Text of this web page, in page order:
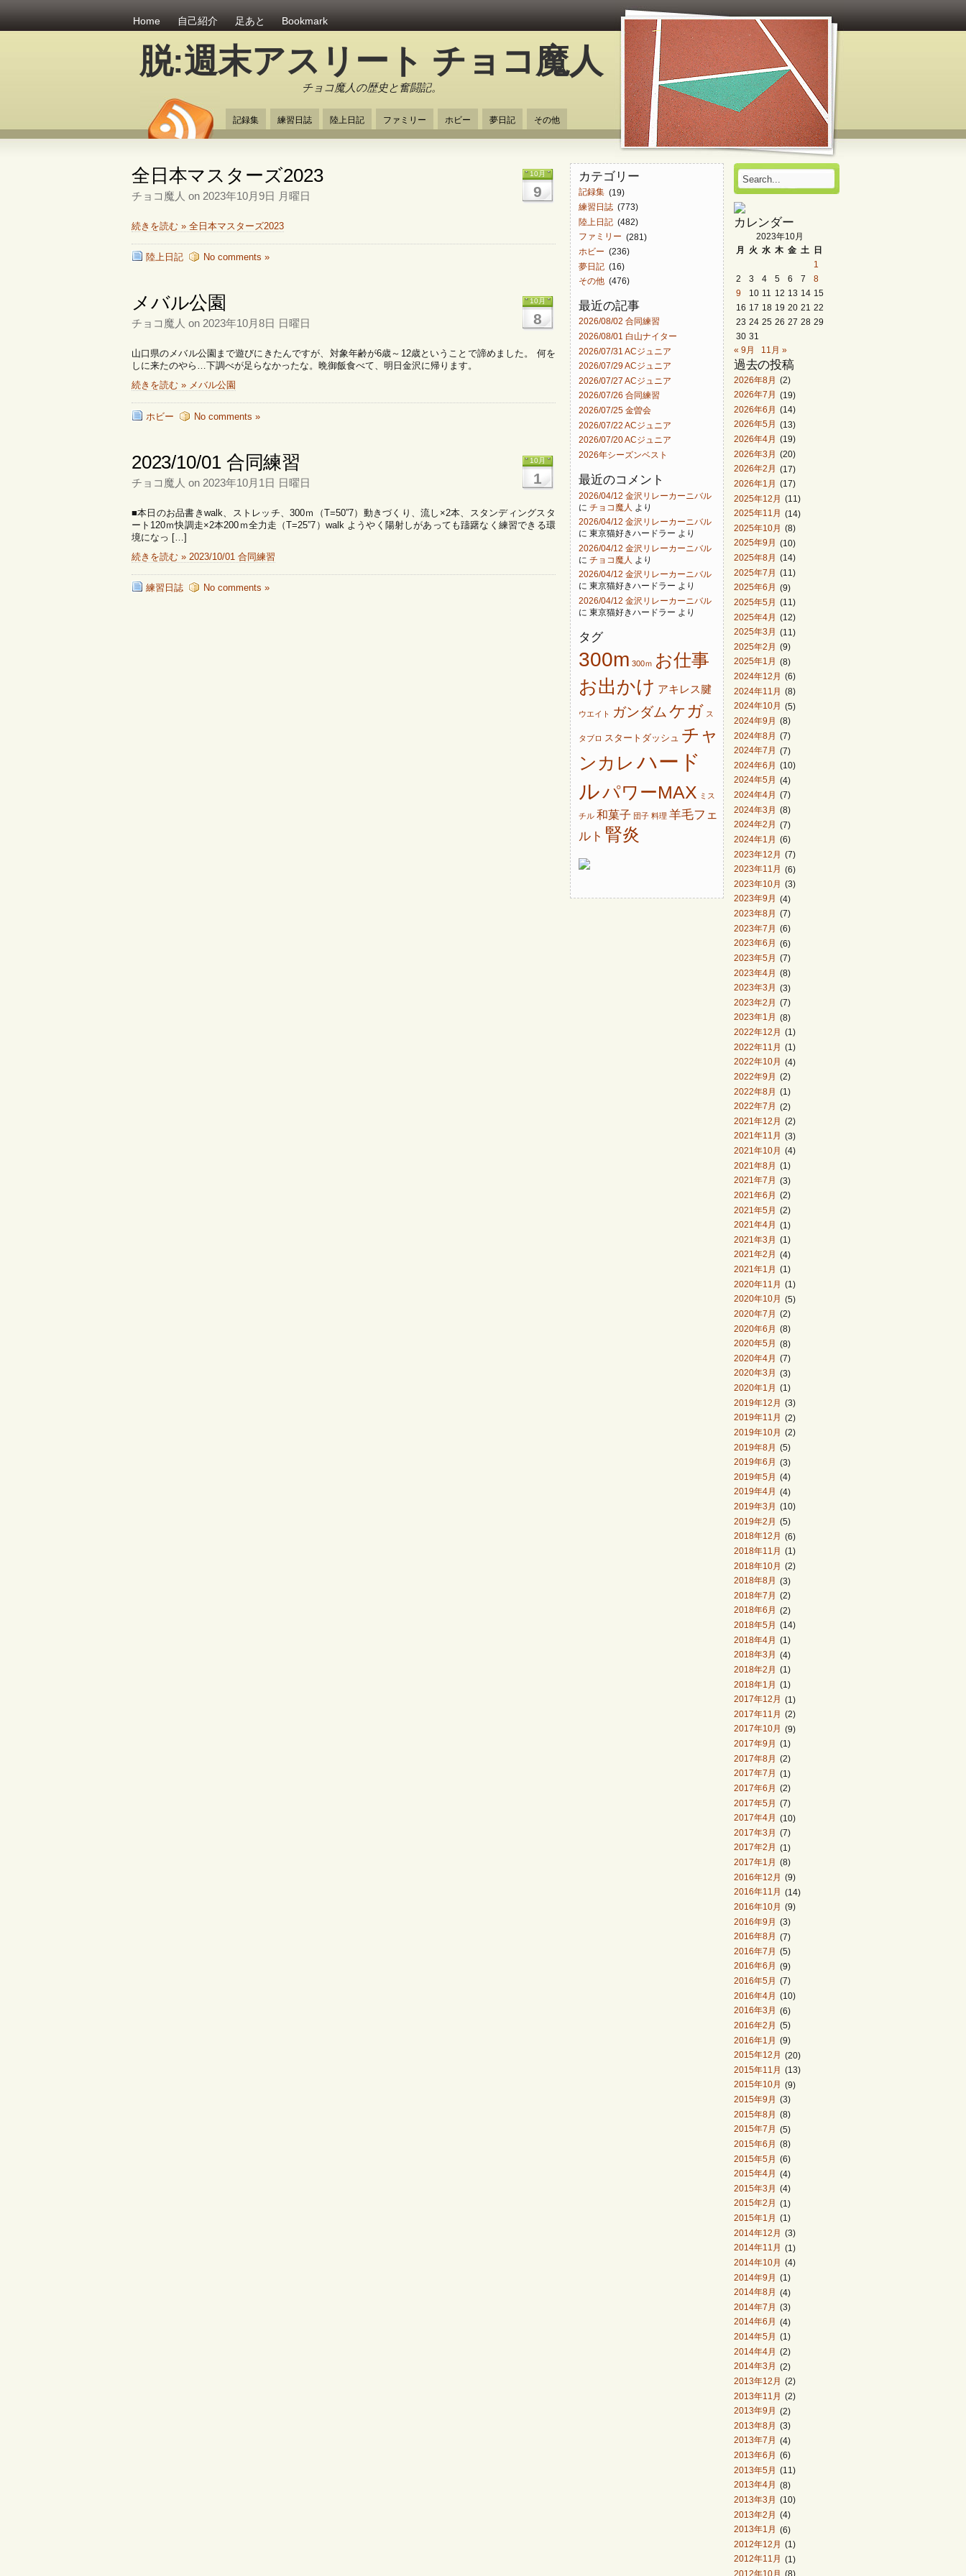
Home 自己紹介 足あと Bookmark
脱:週末アスリート チョコ魔人
チョコ魔人の歴史と奮闘記。
記録集 練習日誌 陸上日記 ファミリー ホビー 夢日記 その他
10月
9
全日本マスターズ2023
チョコ魔人 on 2023年10月9日 月曜日
続きを読む » 全日本マスターズ2023
陸上日記 No comments »
10月
8
メバル公園
チョコ魔人 on 2023年10月8日 日曜日
山口県のメバル公園まで遊びにきたんですが、対象年齢が6歳～12歳ということで諦めました。 何を
しに来たのやら…下調べが足らなかったな。晩御飯食べて、明日金沢に帰ります。
続きを読む » メバル公園
ホビー No comments »
10月
1
2023/10/01 合同練習
チョコ魔人 on 2023年10月1日 日曜日
■本日のお品書きwalk、ストレッチ、300ｍ（T=50”7）動きづくり、流し×2本、スタンディングスタ
ート120ｍ快調走×2本200ｍ全力走（T=25”7）walk ようやく陽射しがあっても躊躇なく練習できる環
境になっ […]
続きを読む » 2023/10/01 合同練習
練習日誌 No comments »
カテゴリー
記録集 (19)
練習日誌 (773)
陸上日記 (482)
ファミリー (281)
ホビー (236)
夢日記 (16)
その他 (476)
最近の記事
2026/08/02 合同練習
2026/08/01 白山ナイター
2026/07/31 ACジュニア
2026/07/29 ACジュニア
2026/07/27 ACジュニア
2026/07/26 合同練習
2026/07/25 金曽会
2026/07/22 ACジュニア
2026/07/20 ACジュニア
2026年シーズンベスト
最近のコメント
2026/04/12 金沢リレーカーニバル
にチョコ魔人
より
2026/04/12 金沢リレーカーニバル
に東京猫好きハードラー より
2026/04/12 金沢リレーカーニバル
にチョコ魔人
より
2026/04/12 金沢リレーカーニバル
に東京猫好きハードラー より
2026/04/12 金沢リレーカーニバル
に東京猫好きハードラー より
タグ
300m 300ｍ お仕事
お出かけ アキレス腱
ウエイト ガンダム ケガ ス
タブロ スタートダッシュ チャ
ンカレ ハード
ルパワーMAX ミス
チル 和菓子 団子 料理 羊毛フェ
ルト 腎炎
カレンダー
2023年10月
月
火 水 木 金 土
日
1
2
3 4 5 6 7
8
9
10 11 12 13 14 15
16 17 18 19 20 21 22
23 24 25 26 27 28 29
30 31
« 9月
11月 »
過去の投稿
2026年8月 (2)
2026年7月
(19)
2026年6月
(14)
2026年5月
(13)
2026年4月
(19)
2026年3月 (20)
2026年2月
(17)
2026年1月
(17)
2025年12月 (11)
2025年11月
(14)
2025年10月
(8)
2025年9月
(10)
2025年8月
(14)
2025年7月 (11)
2025年6月
(9)
2025年5月
(11)
2025年4月 (12)
2025年3月
(11)
2025年2月
(9)
2025年1月
(8)
2024年12月
(6)
2024年11月 (8)
2024年10月
(5)
2024年9月
(8)
2024年8月 (7)
2024年7月
(7)
2024年6月
(10)
2024年5月
(4)
2024年4月
(7)
2024年3月 (8)
2024年2月
(7)
2024年1月
(6)
2023年12月 (7)
2023年11月
(6)
2023年10月
(3)
2023年9月
(4)
2023年8月
(7)
2023年7月 (6)
2023年6月
(6)
2023年5月
(7)
2023年4月 (8)
2023年3月
(3)
2023年2月
(7)
2023年1月
(8)
2022年12月
(1)
2022年11月 (1)
2022年10月
(4)
2022年9月
(2)
2022年8月 (1)
2022年7月
(2)
2021年12月
(2)
2021年11月
(3)
2021年10月
(4)
2021年8月 (1)
2021年7月
(3)
2021年6月
(2)
2021年5月 (2)
2021年4月
(1)
2021年3月
(1)
2021年2月
(4)
2021年1月
(1)
2020年11月 (1)
2020年10月
(5)
2020年7月
(2)
2020年6月 (8)
2020年5月
(8)
2020年4月
(7)
2020年3月
(3)
2020年1月
(1)
2019年12月 (3)
2019年11月
(2)
2019年10月
(2)
2019年8月 (5)
2019年6月
(3)
2019年5月
(4)
2019年4月
(4)
2019年3月
(10)
2019年2月 (5)
2018年12月
(6)
2018年11月
(1)
2018年10月 (2)
2018年8月
(3)
2018年7月
(2)
2018年6月
(2)
2018年5月
(14)
2018年4月 (1)
2018年3月
(4)
2018年2月
(1)
2018年1月 (1)
2017年12月
(1)
2017年11月
(2)
2017年10月
(9)
2017年9月
(1)
2017年8月 (2)
2017年7月
(1)
2017年6月
(2)
2017年5月 (7)
2017年4月
(10)
2017年3月
(7)
2017年2月
(1)
2017年1月
(8)
2016年12月 (9)
2016年11月
(14)
2016年10月
(9)
2016年9月 (3)
2016年8月
(7)
2016年7月
(5)
2016年6月
(9)
2016年5月
(7)
2016年4月 (10)
2016年3月
(6)
2016年2月
(5)
2016年1月 (9)
2015年12月
(20)
2015年11月
(13)
2015年10月
(9)
2015年9月
(3)
2015年8月 (8)
2015年7月
(5)
2015年6月
(8)
2015年5月 (6)
2015年4月
(4)
2015年3月
(4)
2015年2月
(1)
2015年1月
(1)
2014年12月 (3)
2014年11月
(1)
2014年10月
(4)
2014年9月 (1)
2014年8月
(4)
2014年7月
(3)
2014年6月
(4)
2014年5月
(1)
2014年4月 (2)
2014年3月
(2)
2013年12月
(2)
2013年11月 (2)
2013年9月
(2)
2013年8月
(3)
2013年7月
(4)
2013年6月
(6)
2013年5月 (11)
2013年4月
(8)
2013年3月
(10)
2013年2月 (4)
2013年1月
(6)
2012年12月
(1)
2012年11月
(1)
2012年10月
(8)